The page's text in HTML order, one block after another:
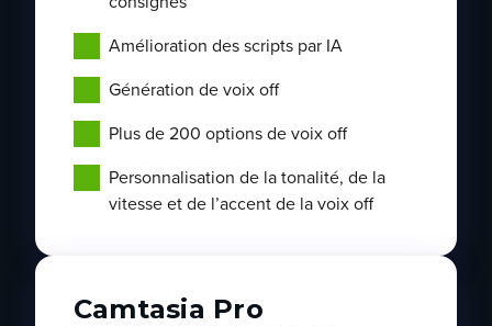
Amélioration des scripts par IA
Génération de voix off
Plus de 200 options de voix off
Personnalisation de la tonalité, de la
vitesse et de l’accent de la voix off
Camtasia Pro